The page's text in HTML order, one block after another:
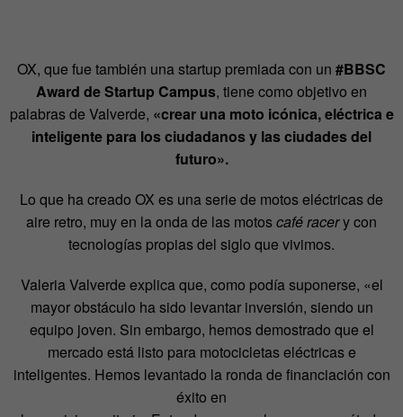
OX, que fue también una startup premiada con un #BBSC
Award de Startup Campus, tiene como objetivo en
palabras de Valverde, «crear una moto icónica, eléctrica e
inteligente para los ciudadanos y las ciudades del
futuro».
Lo que ha creado OX es una serie de motos eléctricas de
aire retro, muy en la onda de las motoscafé racery con
tecnologías propias del siglo que vivimos.
Valeria Valverde explica que, como podía suponerse, «el
mayor obstáculo ha sido levantar inversión, siendo un
equipo joven. Sin embargo, hemos demostrado que el
mercado está listo para motocicletas eléctricas e
inteligentes. Hemos levantado la ronda de financiación con
éxito en